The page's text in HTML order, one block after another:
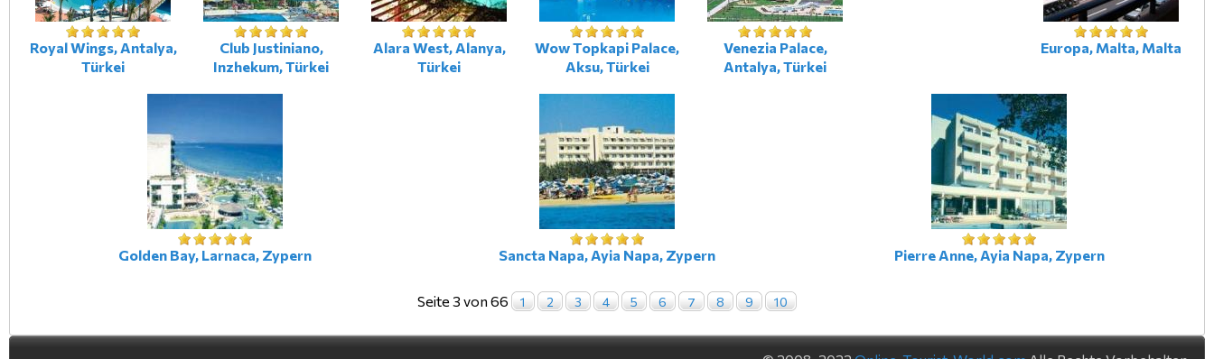
Royal Wings, Antalya,
Türkei
Club Justiniano,
Inzhekum, Türkei
Alara West, Alanya,
Türkei
Wow Topkapi Palace,
Aksu, Türkei
Venezia Palace,
Antalya, Türkei
Europa, Malta, Malta
Golden Bay, Larnaca, Zypern Sancta Napa, Ayia Napa, Zypern Pierre Anne, Ayia Napa, Zypern
Seite 3 von 66 1 2 3 4 5 6 7 8 9 10